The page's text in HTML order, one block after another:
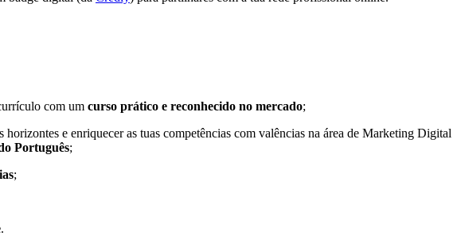
com um curso prático e reconhecido no mercado;
e enriquecer as tuas competências com valências na área de Marketing Digital
Português;
;
.